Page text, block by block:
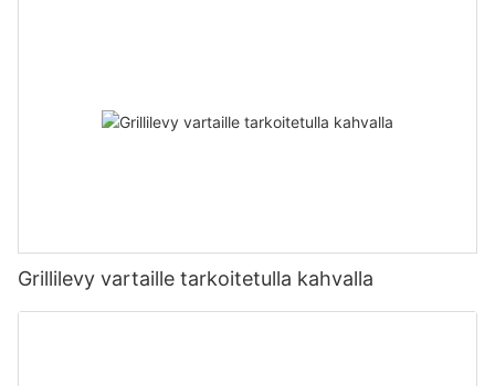
Grillilevy vartaille tarkoitetulla kahvalla